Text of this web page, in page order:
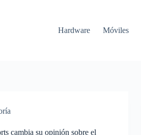
Hardware
Móviles
cambia su opinión sobre el